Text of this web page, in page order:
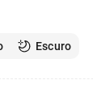
Escuro